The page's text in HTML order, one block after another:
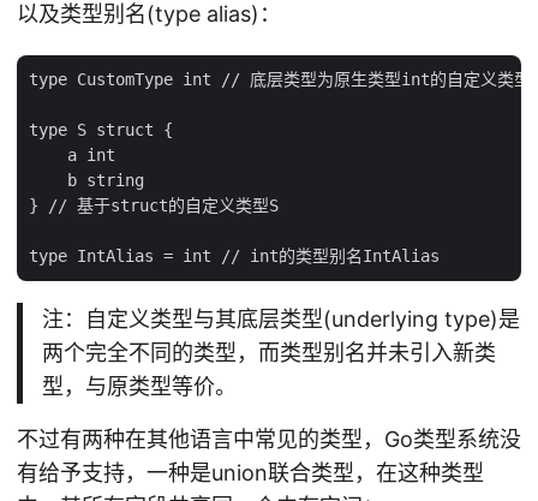
以及类型别名(type alias)：
type CustomType int // 底层类型为原生类型int的自定义类型
type S struct {
    a int
    b string
} // 基于struct的自定义类型S
注：自定义类型与其底层类型(underlying type)是
两个完全不同的类型，而类型别名并未引入新类
型，与原类型等价。
不过有两种在其他语言中常见的类型，Go类型系统没
有给予支持，一种是union联合类型，在这种类型